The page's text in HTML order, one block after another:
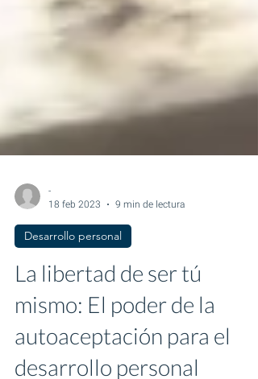
18 feb 2023
9 min de lectura
Desarrollo personal
La libertad de ser tú
mismo: El poder de la
autoaceptación para el